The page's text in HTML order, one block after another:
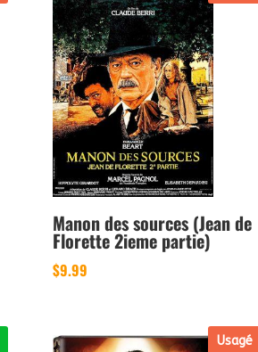
Manon des sources (Jean de
Florette 2ieme partie)
$9.99
Usagé